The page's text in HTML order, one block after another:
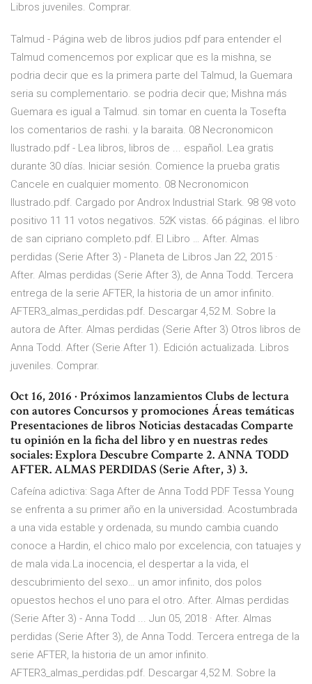
Libros juveniles. Comprar.
Talmud - Página web de libros judios pdf para entender el
Talmud comencemos por explicar que es la mishna, se
podria decir que es la primera parte del Talmud, la Guemara
seria su complementario. se podria decir que; Mishna más
Guemara es igual a Talmud. sin tomar en cuenta la Tosefta
los comentarios de rashi. y la baraita. 08 Necronomicon
Ilustrado.pdf - Lea libros, libros de ... español. Lea gratis
durante 30 días. Iniciar sesión. Comience la prueba gratis
Cancele en cualquier momento. 08 Necronomicon
Ilustrado.pdf. Cargado por Androx Industrial Stark. 98 98 voto
positivo 11 11 votos negativos. 52K vistas. 66 páginas. el libro
de san cipriano completo.pdf. El Libro … After. Almas
perdidas (Serie After 3) - Planeta de Libros Jan 22, 2015 ·
After. Almas perdidas (Serie After 3), de Anna Todd. Tercera
entrega de la serie AFTER, la historia de un amor infinito.
AFTER3_almas_perdidas.pdf. Descargar 4,52 M. Sobre la
autora de After. Almas perdidas (Serie After 3) Otros libros de
Anna Todd. After (Serie After 1). Edición actualizada. Libros
juveniles. Comprar.
Oct 16, 2016 · Próximos lanzamientos Clubs de lectura
con autores Concursos y promociones Áreas temáticas
Presentaciones de libros Noticias destacadas Comparte
tu opinión en la ficha del libro y en nuestras redes
sociales: Explora Descubre Comparte 2. ANNA TODD
AFTER. ALMAS PERDIDAS (Serie After, 3) 3.
Cafeína adictiva: Saga After de Anna Todd PDF Tessa Young
se enfrenta a su primer año en la universidad. Acostumbrada
a una vida estable y ordenada, su mundo cambia cuando
conoce a Hardin, el chico malo por excelencia, con tatuajes y
de mala vida.La inocencia, el despertar a la vida, el
descubrimiento del sexo… un amor infinito, dos polos
opuestos hechos el uno para el otro. After. Almas perdidas
(Serie After 3) - Anna Todd ... Jun 05, 2018 · After. Almas
perdidas (Serie After 3), de Anna Todd. Tercera entrega de la
serie AFTER, la historia de un amor infinito.
AFTER3_almas_perdidas.pdf. Descargar 4,52 M. Sobre la